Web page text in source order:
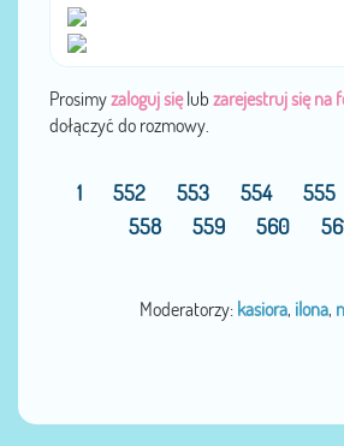
Prosimyzaloguj sięlub zarejestruj się na
dołączyć do rozmowy.
1 552 553 554 555
558
559 560
Moderatorzy: kasiora, ilona,